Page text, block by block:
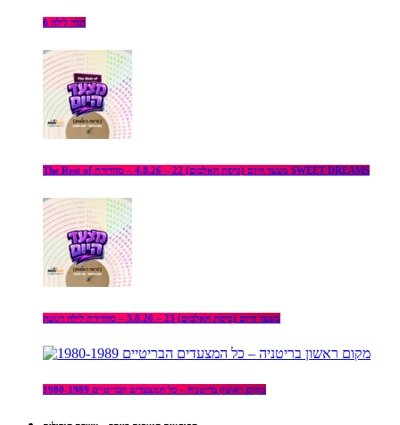
תדר לילה 6
The Rest of מצעד היום (גרסת האלבום) 22 – 4.8.26 – מהדורת SWEET DREAMS
מצעד היום (גרסת האלבום) 23 – 3.8.26 – מהדורת לילה רגועה
מקום ראשון בריטניה – כל המצעדים הבריטיים 1980-1989